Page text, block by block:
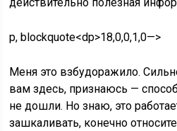
действительно полезная
p, blockquote<dp>18,0,0,1,0—>
Меня это взбудоражило.
вам здесь, признаюсь —
не дошли. Но знаю, это
зашкаливать, конечно